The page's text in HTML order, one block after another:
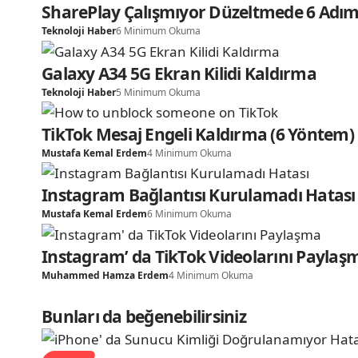
SharePlay Çalışmıyor Düzeltmede 6
Teknoloji Haber6 Minimum Okuma
Galaxy A34 5G Ekran Kilidi Kaldırma
Teknoloji Haber5 Minimum Okuma
TikTok Mesaj Engeli Kaldırma (6 Yöntem)
Mustafa Kemal Erdem4 Minimum Okuma
Instagram Bağlantısı Kurulamadı Hatası
Mustafa Kemal Erdem6 Minimum Okuma
Instagram’ da TikTok Videolarını
Muhammed Hamza Erdem4 Minimum Okuma
Bunları da beğenebilirsiniz